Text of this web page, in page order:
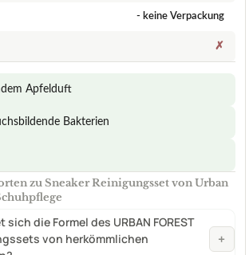
- keine Verpackung
✗
Apfelduft
Bakterien
zu Sneaker Reinigungsset von Urban
die Formel des URBAN FOREST
von herkömmlichen
+